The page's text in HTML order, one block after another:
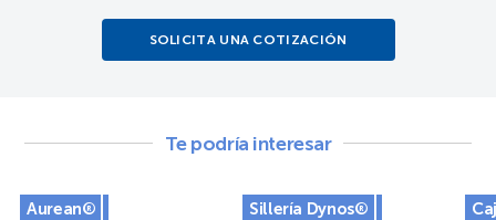
SOLICITA UNA COTIZACIÓN
Te podría interesar
Aurean® Sillería Dynos®